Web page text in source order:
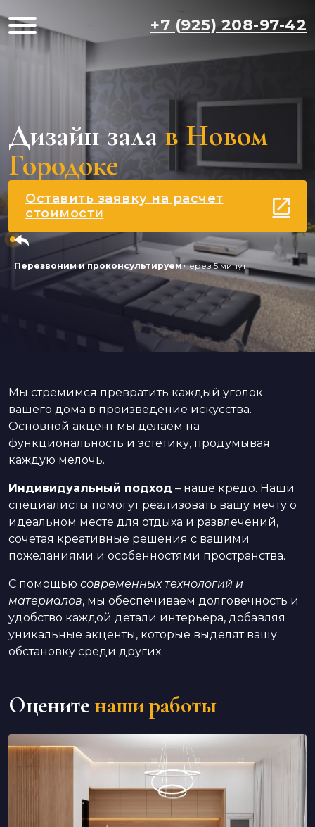
+7 (925) 208-97-42
Дизайн зала в Новом
Городоке
Оставить заявку на расчет
стоимости
Перезвоним и проконсультируемчерез 5 минут
Мы стремимся превратить каждый уголок
вашего дома в произведение искусства.
Основной акцент мы делаем на
функциональность и эстетику, продумывая
каждую мелочь.
Индивидуальный подход – наше кредо. Наши
специалисты помогут реализовать вашу мечту о
идеальном месте для отдыха и развлечений,
сочетая креативные решения с вашими
пожеланиями и особенностями пространства.
С помощью современных технологий и
материалов, мы обеспечиваем долговечность и
удобство каждой детали интерьера, добавляя
уникальные акценты, которые выделят вашу
обстановку среди других.
Оцените наши работы